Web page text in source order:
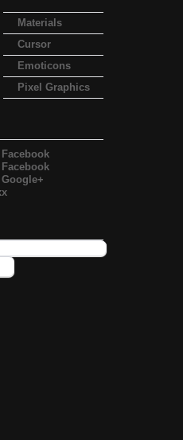
Materials
Cursor
Emoticons
Pixel Graphics